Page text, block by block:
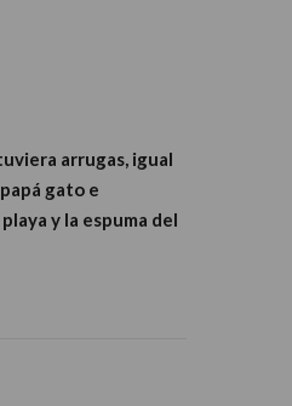
arrugas, igual
gato e
y la espuma del